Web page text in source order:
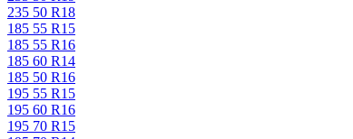
235 50 R18
185 55 R15
185 55 R16
185 60 R14
185 50 R16
195 55 R15
195 60 R16
195 70 R15